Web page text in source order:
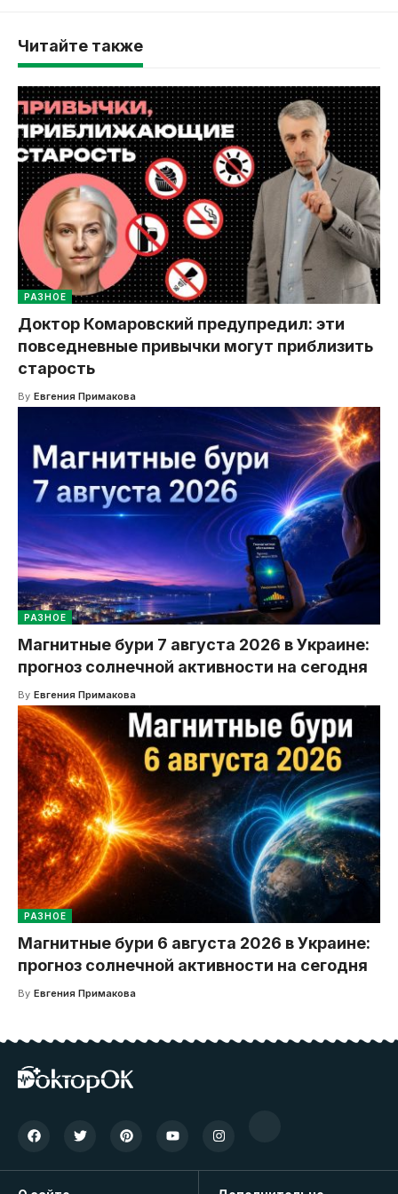
Читайте также
РАЗНОЕ
Доктор Комаровский предупредил: эти
повседневные привычки могут приблизить
старость
By Евгения Примакова
РАЗНОЕ
Магнитные бури 7 августа 2026 в Украине:
прогноз солнечной активности на сегодня
By Евгения Примакова
РАЗНОЕ
Магнитные бури 6 августа 2026 в Украине:
прогноз солнечной активности на сегодня
By Евгения Примакова